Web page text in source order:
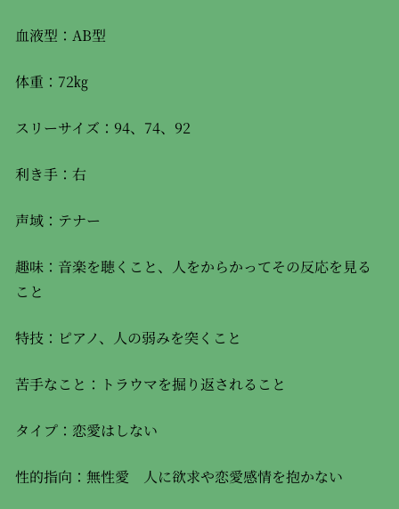
血液型：AB型
体重：72㎏
スリーサイズ：94、74、92
利き手：右
声域：テナー
趣味：音楽を聴くこと、人をからかってその反応を見る
こと
特技：ピアノ、人の弱みを突くこと
苦手なこと：トラウマを掘り返されること
タイプ：恋愛はしない
性的指向：無性愛 人に欲求や恋愛感情を抱かない